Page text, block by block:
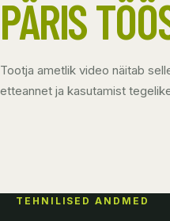
PÄRIS
Tootja ametlik video näitab
etteannet ja kasutamist
TEHNILISED ANDMED